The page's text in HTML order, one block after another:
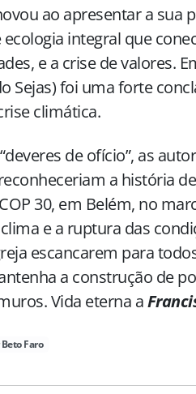
ao apresentar a sua
integral que
e a crise de valores.
Sejas) foi uma forte
climática.
de ofício”, as
a história
30, em Belém, no
e a ruptura das
escancarem para
a construção de
Vida eterna a
Faro